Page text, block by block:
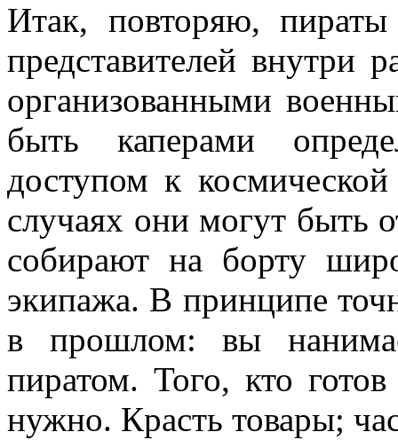
Итак, повторяю,
представителей внутри
организованными
быть каперами
доступом к
случаях они могут быть
собирают на борту
экипажа. В принципе
в прошлом: вы
пиратом. Того, кто
нужно. Красть товары;